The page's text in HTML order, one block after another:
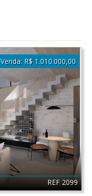
REF 2099
Venda: R$ 1.010.000,00